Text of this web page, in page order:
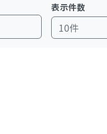
表示件数